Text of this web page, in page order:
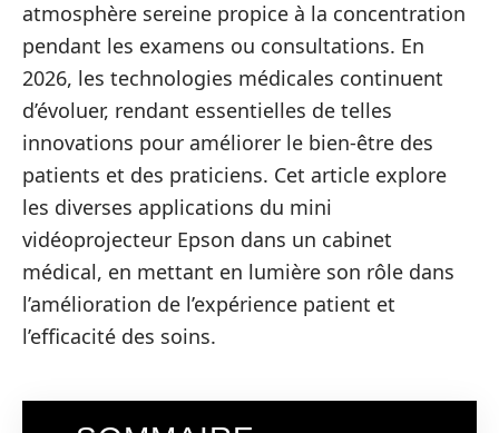
atmosphère sereine propice à la concentration
pendant les examens ou consultations. En
2026, les technologies médicales continuent
d’évoluer, rendant essentielles de telles
innovations pour améliorer le bien-être des
patients et des praticiens. Cet article explore
les diverses applications du mini
vidéoprojecteur Epson dans un cabinet
médical, en mettant en lumière son rôle dans
l’amélioration de l’expérience patient et
l’efficacité des soins.